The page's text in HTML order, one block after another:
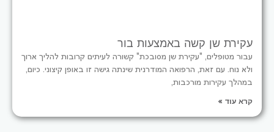
עקירת שן קשה באמצעות בור
עבור מטופלים, "עקירת שן מסובכת" קשורה לעיתים קרובות להליך ארוך
ולא נוח. עם זאת, הרפואה המודרנית שינתה גישה זו באופן קיצוני. כיום,
במהלך עקירות מורכבות,
קרא עוד »